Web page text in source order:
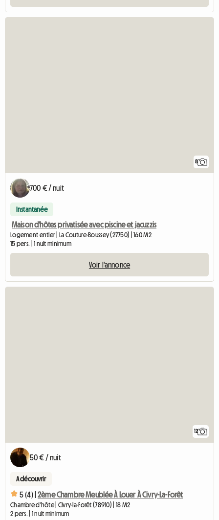
8
700 € / nuit
Instantanée
Maison d'hôtes privatisée avec piscine et jacuzzis
Logement entier | La Couture-Boussey (27750) | 160 M2
15 pers. | 1 nuit minimum
Voir l'annonce
12
50 € / nuit
A découvrir
5 (4) | 2ème Chambre Meublée À Louer À Civry-La-Forêt
Chambre d'hôte | Civry-la-Forêt (78910) | 18 M2
2 pers. | 1 nuit minimum